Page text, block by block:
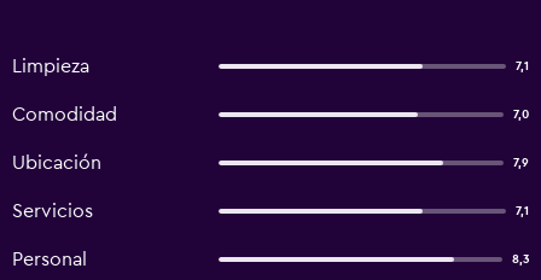
Limpieza 7,1
Comodidad 7,0
Ubicación 7,9
Servicios 7,1
Personal 8,3